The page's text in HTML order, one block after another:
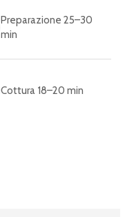
Preparazione 25–30
min
Cottura 18–20 min